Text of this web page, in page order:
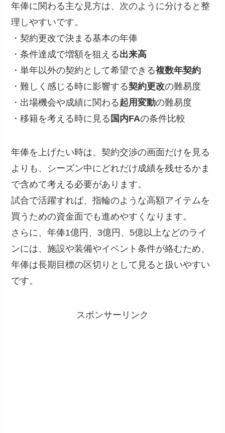
年俸に関わる主な見方は、次のように分けると整
理しやすいです。
・契約更改で決まる基本の年俸
・条件達成で増額を狙える出来高
・単年以外の契約として希望できる複数年契約
・難しく感じる時に影響する契約更改の難易度
・出場機会や成績に関わる起用変動の難易度
・移籍を考える時に見る 国内FAの条件比較
年俸を上げたい時は、契約交渉の画面だけを見る
よりも、シーズン中にどれだけ成績を残せるかま
で含めて考える必要があります。
試合で活躍すれば、指輪のような高額アイテムを
買うための資金面でも進めやすくなります。
さらに、年俸1億円、3億円、5億以上などのライ
ンには、施設や装備やイベント条件が絡むため、
年俸は長期目標の区切りとして見ると扱いやすい
です。
スポンサーリンク